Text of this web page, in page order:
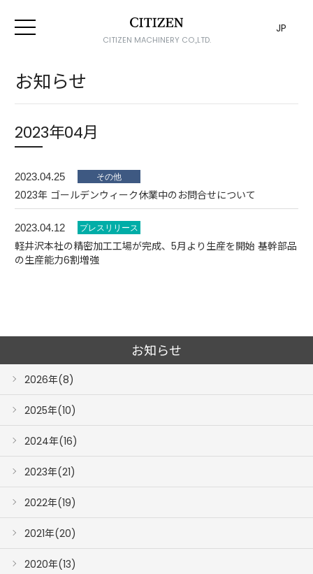
CITIZEN MACHINERY CO.,LTD.
JP
お知らせ
2023年04月
2023.04.25
2023年 ゴールデンウィーク休業中のお問合せについて
2023.04.12
軽井沢本社の精密加工工場が完成、5月より生産を開始 基幹部品
の生産能力6割増強
お知らせ
2026年(8)
2025年(10)
2024年(16)
2023年(21)
2022年(19)
2021年(20)
2020年(13)